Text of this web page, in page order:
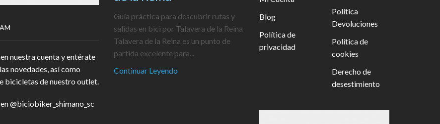
nuestra cuenta y entérate
novedades, así como
bicicletas de nuestro outlet.
@biciobiker_shimano_sc
Guía práctica para descubrir rutas y
salidas en bici por Talavera de la Reina
Talavera de la Reina es un punto de
partida excelente para...
Continuar Leyendo
Blog
Política de
privacidad
Política
Devoluciones
Política de
cookies
Derecho de
desestimiento